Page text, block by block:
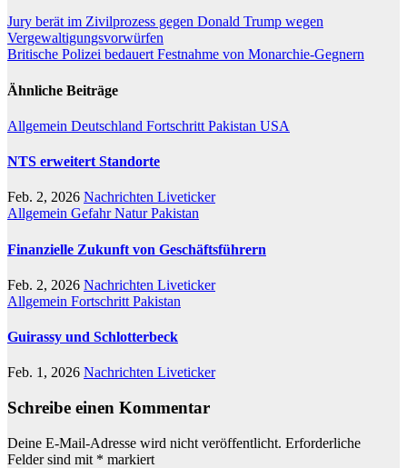
Beitragsnavigation
Jury berät im Zivilprozess gegen Donald Trump wegen
Vergewaltigungsvorwürfen
Britische Polizei bedauert Festnahme von Monarchie-Gegnern
Ähnliche Beiträge
Allgemein Deutschland Fortschritt Pakistan USA
NTS erweitert Standorte
Feb. 2, 2026 Nachrichten Liveticker
Allgemein GefahrNaturPakistan
Finanzielle Zukunft von Geschäftsführern
Feb. 2, 2026 Nachrichten Liveticker
Allgemein Fortschritt Pakistan
Guirassy und Schlotterbeck
Feb. 1, 2026 Nachrichten Liveticker
Schreibe einen Kommentar
Deine E-Mail-Adresse wird nicht veröffentlicht. Erforderliche
Felder sind mit * markiert